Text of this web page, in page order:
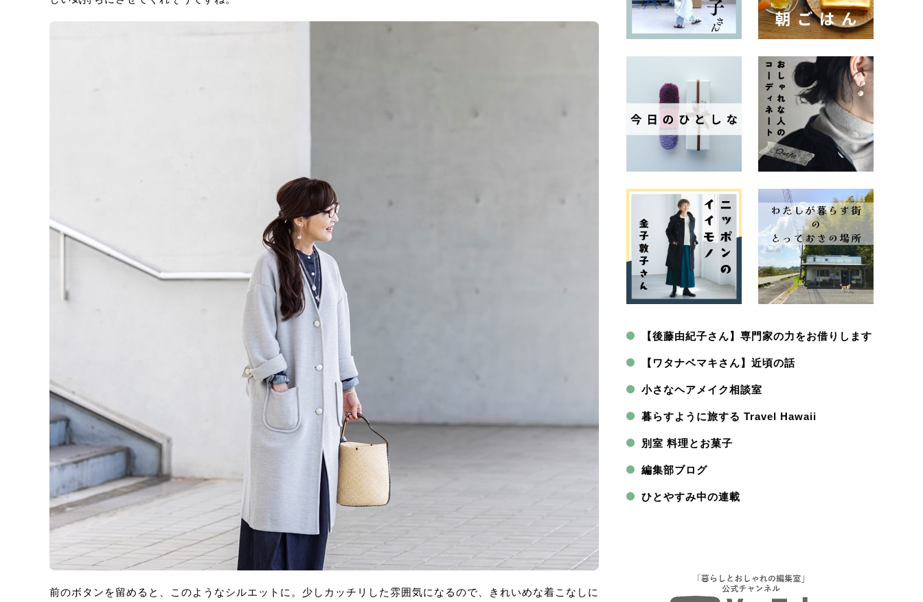
前のボタンを留めると、このようなシルエットに。少しカッチリした雰囲気になるので、きれいめな着こなしに
【後藤由紀子さん】専門家の力をお借りします
【ワタナベマキさん】近頃の話
小さなヘアメイク相談室
暮らすように旅する Travel Hawaii
別室 料理とお菓子
編集部ブログ
ひとやすみ中の連載